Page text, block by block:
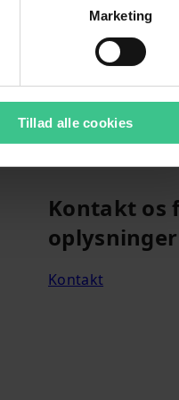
Marketing
Tillad alle cookies
Kontakt os
oplysninger
Kontakt